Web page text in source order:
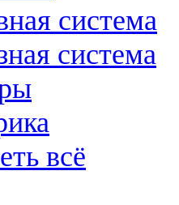
система
система
всё